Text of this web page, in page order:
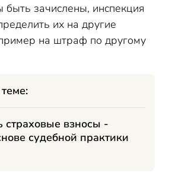
зачислены, инспекция
их на другие
на штраф по другому
страховые взносы -
судебной практики